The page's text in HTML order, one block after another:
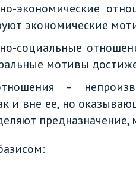
экономические
экономические
социальные
мотивы
–
и вне ее, но